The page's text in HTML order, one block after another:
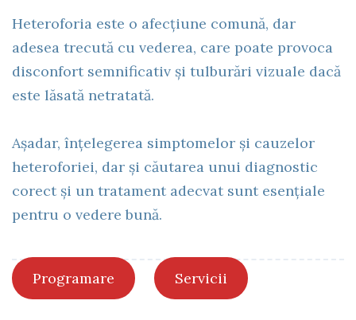
Heteroforia este o afecțiune comună, dar
adesea trecută cu vederea, care poate provoca
disconfort semnificativ și tulburări vizuale dacă
este lăsată netratată.
Așadar, înțelegerea simptomelor și cauzelor
heteroforiei, dar și căutarea unui diagnostic
corect și un tratament adecvat sunt esențiale
pentru o vedere bună.
Programare Servicii